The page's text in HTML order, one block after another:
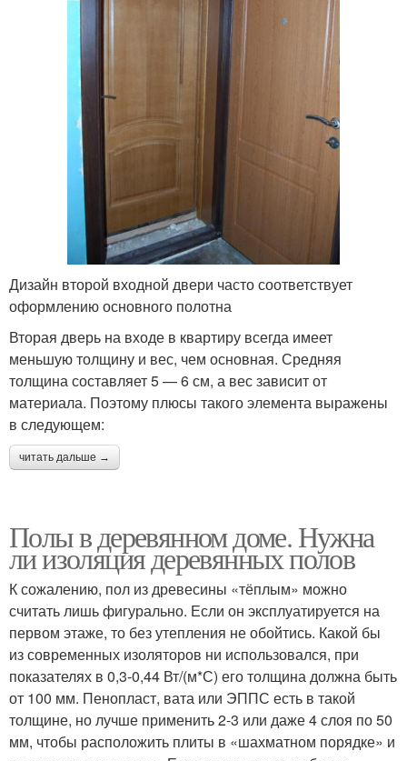
Дизайн второй входной двери часто соответствует
оформлению основного полотна
Вторая дверь на входе в квартиру всегда имеет
меньшую толщину и вес, чем основная. Средняя
толщина составляет 5 — 6 см, а вес зависит от
материала. Поэтому плюсы такого элемента выражены
в следующем:
читать дальше →
Полы в деревянном доме. Нужна
ли изоляция деревянных полов
К сожалению, пол из древесины «тёплым» можно
считать лишь фигурально. Если он эксплуатируется на
первом этаже, то без утепления не обойтись. Какой бы
из современных изоляторов ни использовался, при
показателях в 0,3-0,44 Вт/(м*С) его толщина должна быть
от 100 мм. Пенопласт, вата или ЭППС есть в такой
толщине, но лучше применить 2-3 или даже 4 слоя по 50
мм, чтобы расположить плиты в «шахматном порядке» и